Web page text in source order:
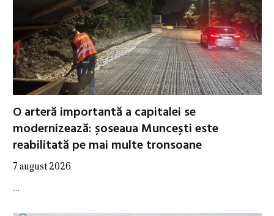
O arteră importantă a capitalei se
modernizează: șoseaua Muncești este
reabilitată pe mai multe tronsoane
7 august 2026
…